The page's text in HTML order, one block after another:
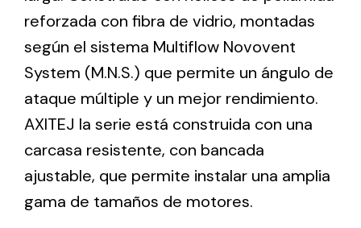
Ventilation
The incorporation of Novovent into the group
meant a greater offer of ventilation products for
different uses
reforzada con fibra de vidrio, montadas
según el sistema Multiflow Novovent
System (M.N.S.) que permite un ángulo de
ataque múltiple y un mejor rendimiento.
AXITEJ la serie está construida con una
carcasa resistente, con bancada
ajustable, que permite instalar una amplia
gama de tamaños de motores.